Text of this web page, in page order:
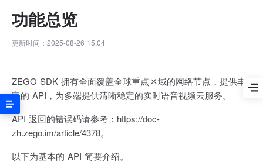
功能总览
更新时间：2025-08-26 15:04
ZEGO SDK 拥有全面覆盖全球重点区域的网络节点，提供丰
富的 API，为多端提供清晰稳定的实时语音视频云服务。
API 返回的错误码请参考：https://doc-
zh.zego.im/article/4378。
以下为基本的 API 简要介绍。